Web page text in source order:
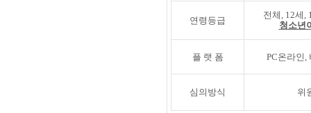
연령등급
전체, 12세,
청소년
플 랫 폼 PC온라인,
심의방식 위